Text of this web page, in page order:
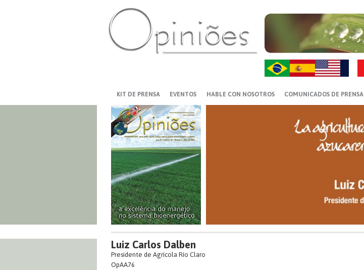
KIT DE PRENSA EVENTOS HABLE CON NOSOTROS COMUNICADOS DE PRENSA
Luiz Carlos Dalben
Presidente de Agrícola Río Claro
OpAA76